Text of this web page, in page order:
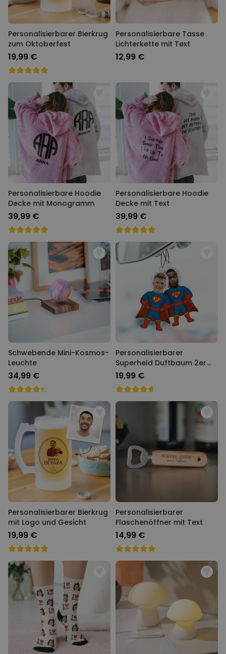
Personalisierbarer Bierkrug
zum Oktoberfest
19,99 €
Personalisierbare Tasse
Lichterkette mit Text
12,99 €
Personalisierbare Hoodie
Decke mit Monogramm
39,99 €
Personalisierbare Hoodie
Decke mit Text
39,99 €
Schwebende Mini-Kosmos-
Leuchte
34,99 €
Personalisierbarer
Superheld Duftbaum 2er
Set mit Gesicht
19,99 €
Personalisierbarer Bierkrug
mit Logo und Gesicht
19,99 €
Personalisierbarer
Flaschenöffner mit Text
14,99 €